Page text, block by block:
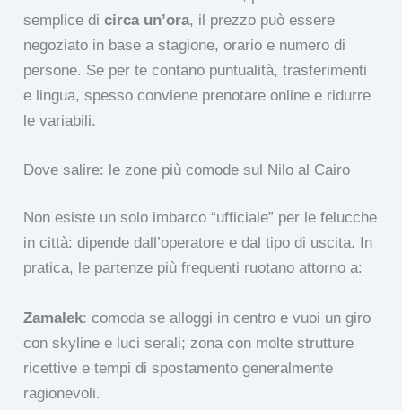
semplice dicirca un’ora, il prezzo può essere
negoziato in base a stagione, orario e numero di
persone. Se per te contano puntualità, trasferimenti
e lingua, spesso conviene prenotare online e ridurre
le variabili.
Dove salire: le zone più comode sul Nilo al Cairo
Non esiste un solo imbarco “ufficiale” per le felucche
in città: dipende dall’operatore e dal tipo di uscita. In
pratica, le partenze più frequenti ruotano attorno a:
Zamalek: comoda se alloggi in centro e vuoi un giro
con skyline e luci serali; zona con molte strutture
ricettive e tempi di spostamento generalmente
ragionevoli.